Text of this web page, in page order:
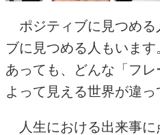
ポジティブに見つめる
ブに見つめる人もいま
あっても、どんな「フ
よって見える世界が違っ
人生における出来事に